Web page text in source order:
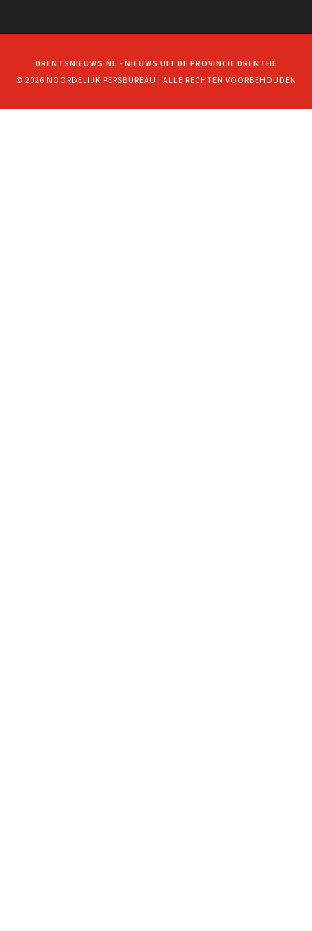
DRENTSNIEUWS.NL - NIEUWS UIT DE PROVINCIE DRENTHE
© 2026 NOORDELIJK PERSBUREAU | ALLE RECHTEN VOORBEHOUDEN